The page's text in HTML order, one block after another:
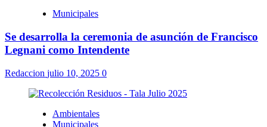
Municipales
Se desarrolla la ceremonia de asunción de Francisco
Legnani como Intendente
Redaccion julio 10, 2025 0
Ambientales
Municipales